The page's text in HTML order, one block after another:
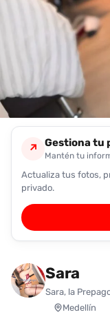
encontrarlas
↗ Gestiona tu
Mantén tu
Actualiza tus fotos,
privado.
Sara
Sara, la
Medellín